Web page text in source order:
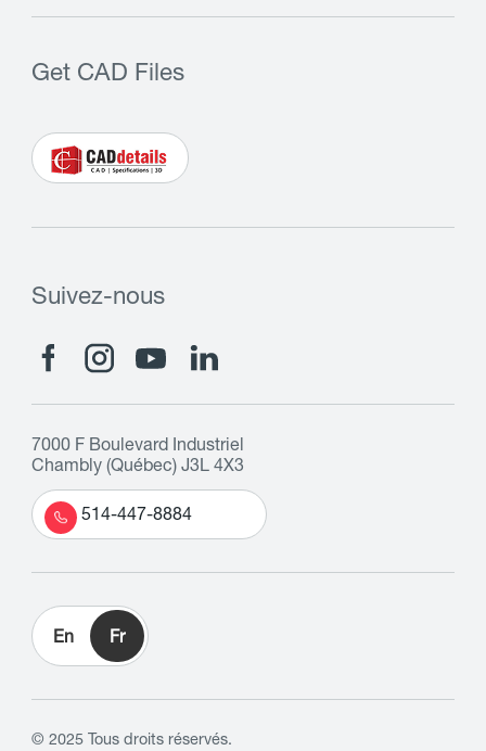
Get CAD Files
Suivez-nous
7000 F Boulevard Industriel
Chambly (Québec) J3L 4X3
514-447-8884
En Fr
© 2025 Tous droits réservés.